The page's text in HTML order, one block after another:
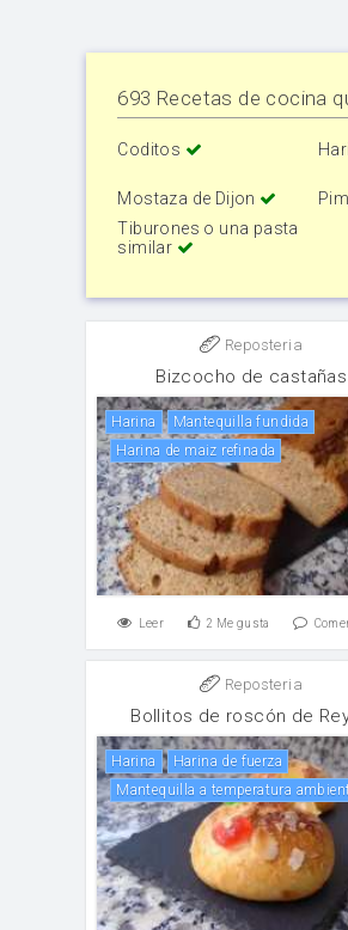
693 Recetas de cocina
Coditos
Mostaza de Dijon
Tiburones o una pasta
similar
Reposteria
Bizcocho de castañas
harina
Mantequilla fundida
Harina de maiz refinada
Leer 2 Me gusta
Reposteria
Bollitos de roscón de
harina
harina de fuerza
Mantequilla a temperatura